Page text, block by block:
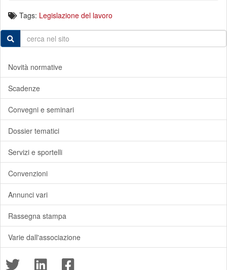
Tags: Legislazione del lavoro
Novità normative
Scadenze
Convegni e seminari
Dossier tematici
Servizi e sportelli
Convenzioni
Annunci vari
Rassegna stampa
Varie dall'associazione